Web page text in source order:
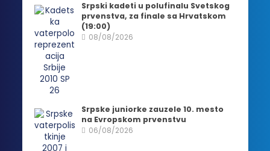
Srpski kadeti u polufinalu Svetskog
prvenstva, za finale sa Hrvatskom
(19:00)
08/08/2026
Srpske juniorke zauzele 10. mesto
na Evropskom prvenstvu
06/08/2026